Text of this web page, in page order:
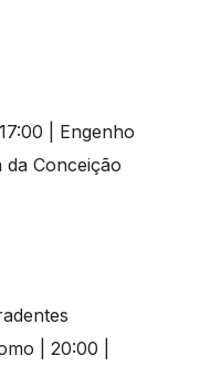
| Engenho
Conceição
| 20:00 |